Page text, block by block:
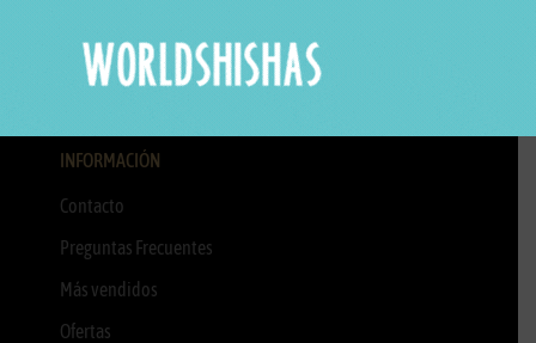
INFORMACIÓN
Contacto
Preguntas Frecuentes
Más vendidos
Ofertas